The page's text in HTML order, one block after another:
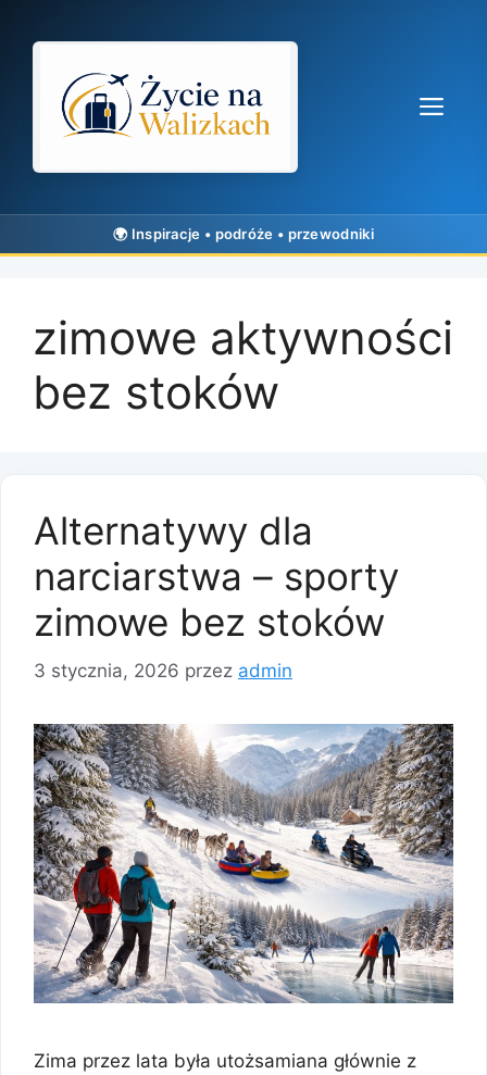
zimowe aktywności
bez stoków
Alternatywy dla
narciarstwa – sporty
zimowe bez stoków
3 stycznia, 2026 przez admin
Zima przez lata była utożsamiana głównie z